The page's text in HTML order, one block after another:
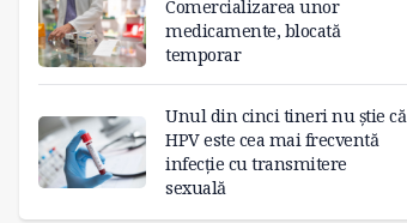
Comercializarea unor
medicamente, blocată
temporar
Unul din cinci tineri nu știe că
HPV este cea mai frecventă
infecție cu transmitere
sexuală